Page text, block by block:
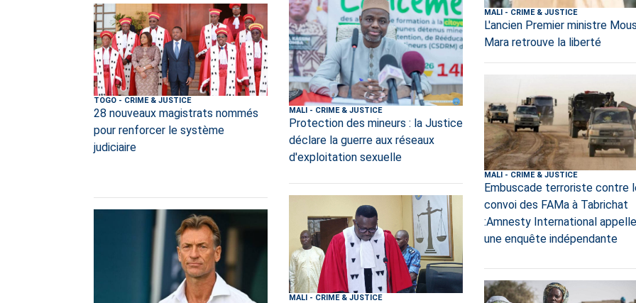
TOGO - CRIME & JUSTICE
28 nouveaux magistrats nommés
pour renforcer le système
judiciaire
MALI- CRIME & JUSTICE
Protection des mineurs : la Justice
déclare la guerre aux réseaux
d'exploitation sexuelle
MALI- CRIME & JUSTICE
MALI- CRIME & JUSTICE
L'ancien Premier ministre
Mara retrouve la liberté
MALI- CRIME & JUSTICE
Embuscade terroriste contre
convoi des FAMa à Tabrichat
:Amnesty International
une enquête indépendante